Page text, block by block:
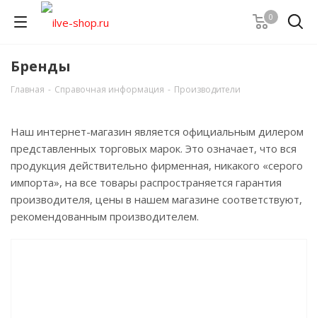
0
Бренды
Главная - Справочная информация - Производители
Наш интернет-магазин является официальным дилером
представленных торговых марок. Это означает, что вся
продукция действительно фирменная, никакого «серого
импорта», на все товары распространяется гарантия
производителя, цены в нашем магазине соответствуют,
рекомендованным производителем.